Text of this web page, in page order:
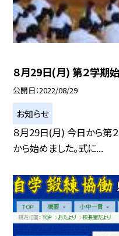
８月29日(月) 第２学期
公開日 2022/08/29
お知らせ
８月29日(月) 今日から第
から始めました。式に...